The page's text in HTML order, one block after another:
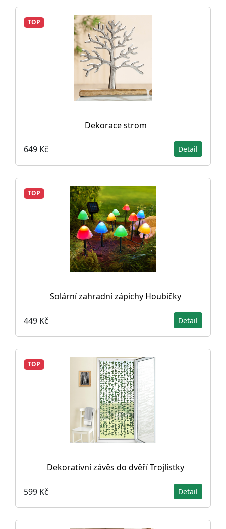
TOP
Dekorace strom
649 Kč Detail
TOP
Solární zahradní zápichy Houbičky
449 Kč Detail
TOP
Dekorativní závěs do dvěří Trojlístky
599 Kč Detail